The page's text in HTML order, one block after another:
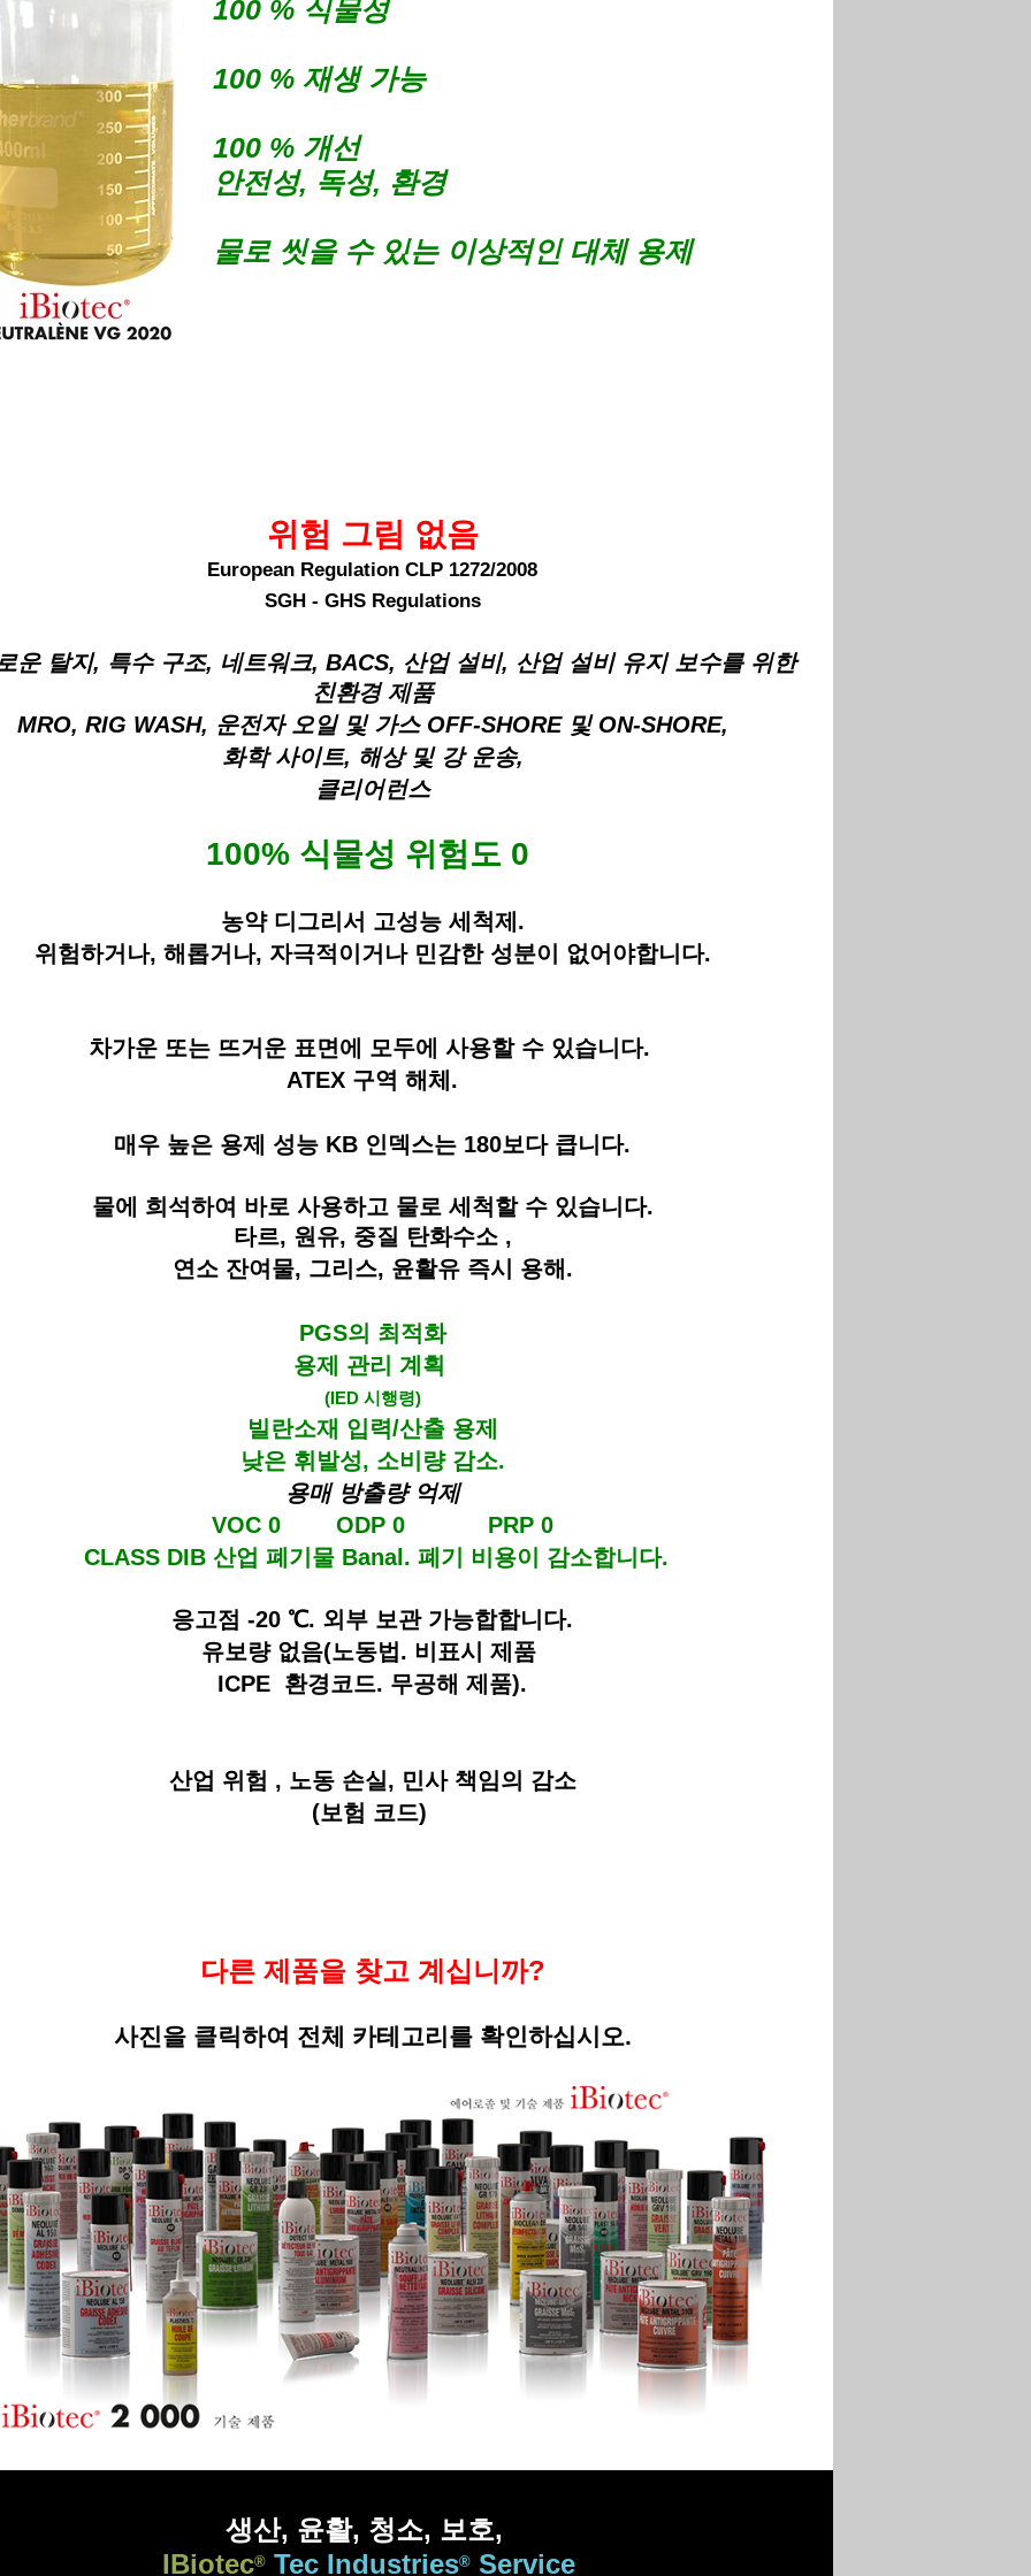
100 % 식물성
100 % 재생 가능
100 % 개선
안전성, 독성, 환경
물로 씻을 수 있는 이상적인 대체 용제
위험 그림 없음
European Regulation CLP 1272/2008
SGH - GHS Regulations
운 탈지, 특수 구조, 네트워크, BACS, 산업 설비, 산업 설비 유지 보수를 위한
친환경 제품
MRO, RIG WASH, 운전자 오일 및 가스 OFF-SHORE 및 ON-SHORE,
화학 사이트, 해상 및 강 운송,
클리어런스
100% 식물성 위험도 0
농약 디그리서 고성능 세척제.
위험하거나, 해롭거나, 자극적이거나 민감한 성분이 없어야합니다.
차가운 또는 뜨거운 표면에 모두에 사용할 수 있습니다.
ATEX 구역 해체.
매우 높은 용제 성능 KB 인덱스는 180보다 큽니다.
물에 희석하여 바로 사용하고 물로 세척할 수 있습니다.
타르, 원유, 중질 탄화수소 ,
연소 잔여물, 그리스, 윤활유 즉시 용해.
PGS의 최적화
용제 관리 계획
(IED 시행령)
빌란소재 입력/산출 용제
낮은 휘발성, 소비량 감소.
용매 방출량 억제
VOC 0 ODP 0 PRP 0
CLASS DIB 산업 폐기물 Banal. 폐기 비용이 감소합니다.
응고점 -20 ℃. 외부 보관 가능합합니다.
유보량 없음(노동법. 비표시 제품
ICPE 환경코드. 무공해 제품).
산업 위험 , 노동 손실, 민사 책임의 감소
(보험 코드)
다른 제품을 찾고 계십니까?
사진을 클릭하여 전체 카테고리를 확인하십시오.
생산, 윤활, 청소, 보호,
IBiotec®Tec Industries®Service